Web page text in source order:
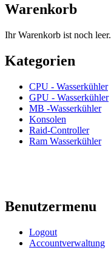
Warenkorb
Ihr Warenkorb ist noch leer.
Kategorien
CPU - Wasserkühler
GPU - Wasserkühler
MB -Wasserkühler
Konsolen
Raid-Controller
Ram Wasserkühler
Benutzermenu
Logout
Accountverwaltung